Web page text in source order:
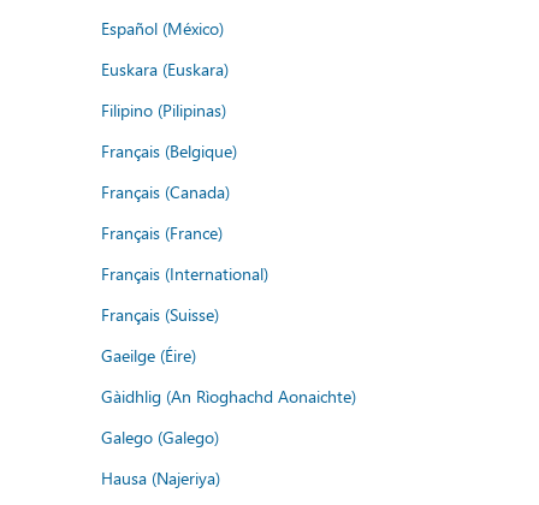
Español (México)
Euskara (Euskara)
Filipino (Pilipinas)
Français (Belgique)
Français (Canada)
Français (France)
Français (International)
Français (Suisse)
Gaeilge (Éire)
Gàidhlig (An Rìoghachd Aonaichte)
Galego (Galego)
Hausa (Najeriya)